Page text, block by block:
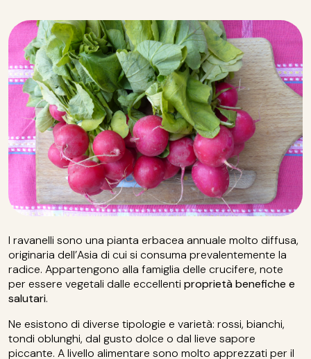
I ravanelli sono una pianta erbacea annuale molto diffusa,
originaria dell’Asia di cui si consuma prevalentemente la
radice. Appartengono alla famiglia delle crucifere, note
per essere vegetali dalle eccellenti proprietà benefiche e
salutari.
Ne esistono di diverse tipologie e varietà: rossi, bianchi,
tondi oblunghi, dal gusto dolce o dal lieve sapore
piccante. A livello alimentare sono molto apprezzati per il